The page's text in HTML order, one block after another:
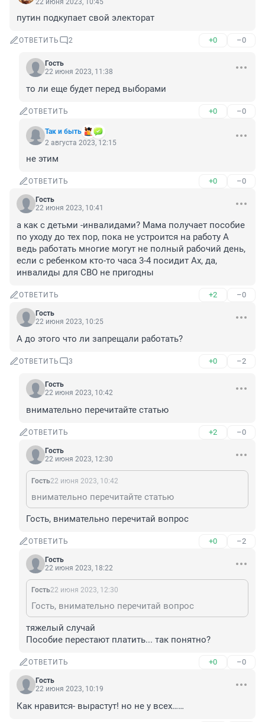
22 июня 2023, 10:45
путин подкупает свой электорат
ОТВЕТИТЬ 2 +0 –0
Гость
22 июня 2023, 11:38
то ли еще будет перед выборами
ОТВЕТИТЬ +0 –0
Так и быть
2 августа 2023, 12:15
не этим
ОТВЕТИТЬ +0 –0
Гость
22 июня 2023, 10:41
а как с детьми -инвалидами? Мама получает пособие
по уходу до тех пор, пока не устроится на работу А
ведь работать многие могут не полный рабочий день,
если с ребенком кто-то часа 3-4 посидит Ах, да,
инвалиды для СВО не пригодны
ОТВЕТИТЬ +2 –0
Гость
22 июня 2023, 10:25
А до этого что ли запрещали работать?
ОТВЕТИТЬ 3 +0 –2
Гость
22 июня 2023, 10:42
внимательно перечитайте статью
ОТВЕТИТЬ +2 –0
Гость
22 июня 2023, 12:30
Гость22 июня 2023, 10:42
внимательно перечитайте статью
Гость, внимательно перечитай вопрос
ОТВЕТИТЬ +0 –2
Гость
22 июня 2023, 18:22
Гость22 июня 2023, 12:30
Гость, внимательно перечитай вопрос
тяжелый случай
Пособие перестают платить... так понятно?
ОТВЕТИТЬ +0 –0
Гость
22 июня 2023, 10:19
Как нравится- вырастут! но не у всех……